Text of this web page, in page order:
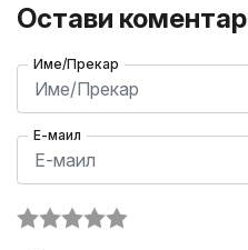
Остави коментар
Име/Прекар
Е-маил